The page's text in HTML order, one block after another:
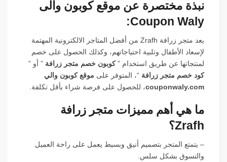
نبذة مختصرة عن موقع كوبون والى
Coupon Waly:
يعد متجر زرافة Zrafh من أفضل المتاجر الالكترونية المهتمة
لإسعاد الأطفال وتلبية احتياجاتهم، وكذلك الحصول على خصم
لمنتجاتها عن طريق استخدام ”كوبون خصم متجر زرافة” أو ”
كود خصم متجر زرافة“، المتوفر على موقع كوبون والي
couponwaly.com، للحصول على فرصة شراء بأقل تكلفة.
ما هي أهم مميزات متجر زرافة
Zrafh؟
– يتمتع المتجر بتصميم أنيق وبسيط يعمل على راحة العميل
والتسوق بشكل سلس.